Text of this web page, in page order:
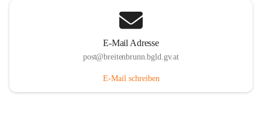
E-Mail Adresse
post@breitenbrunn.bgld.gv.at
E-Mail schreiben